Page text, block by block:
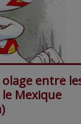
entre
le Mexique